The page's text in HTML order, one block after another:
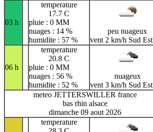
03 h
temperature
17.7 C
pluie : 0 MM
nuages : 14 %
humidite : 57 %
peu nuageux
vent 2 km/h Sud Est
06 h
temperature
20.8 C
pluie : 0 MM
nuages : 56 %
humidite : 52 %
nuageux
vent 3 km/h Sud Est
meteo JETTERSWILLER france
bas rhin alsace
dimanche 09 aout 2026
temperature